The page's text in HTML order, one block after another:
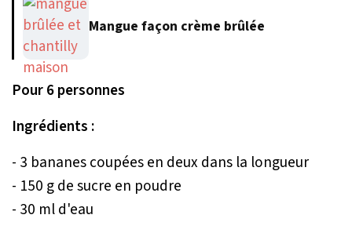
Mangue façon crème brûlée
Pour 6 personnes
Ingrédients :
- 3 bananes coupées en deux dans la longueur
- 150 g de sucre en poudre
- 30 ml d'eau